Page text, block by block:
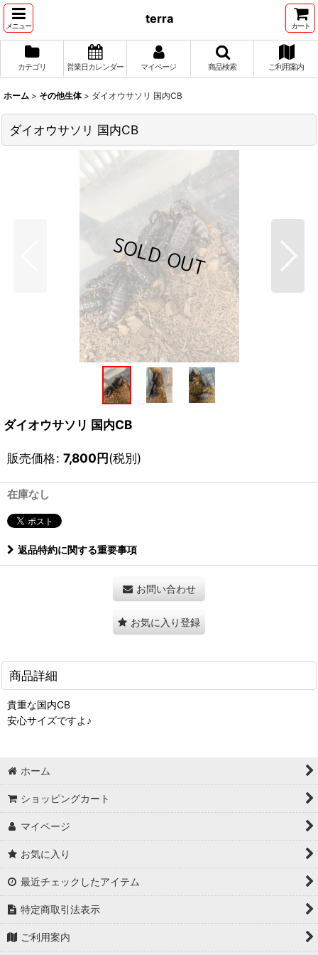
メニュー
terra
カート
カテゴリ 営業日カレンダー マイページ 商品検索 ご利用案内
ホーム > その他生体 > ダイオウサソリ 国内CB
ダイオウサソリ 国内CB
ダイオウサソリ 国内CB
販売価格: 7,800円(税別)
在庫なし
返品特約に関する重要事項
お問い合わせ
お気に入り登録
商品詳細
貴重な国内CB
安心サイズですよ♪
ホーム
ショッピングカート
マイページ
お気に入り
最近チェックしたアイテム
特定商取引法表示
ご利用案内